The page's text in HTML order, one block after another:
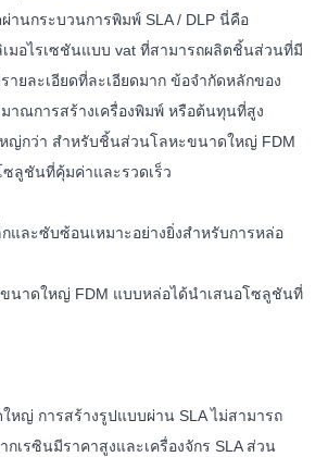
านกระบวนการพิมพ์ SLA / DLP นี่คือ
มอไรเซชันแบบ vat ที่สามารถผลิตชิ้นส่วนที่มี
ายละเอียดที่ละเอียดมาก ข้อจำกัดหลักของ
าณการสร้างเครื่องพิมพ์ หรือต้นทุนที่สูง
ญ่กว่า สำหรับชิ้นส่วนโลหะขนาดใหญ่ FDM
ลูชันที่คุ้มค่าและรวดเร็ว
และซับซ้อนเหมาะอย่างยิ่งสำหรับการหล่อ
นาดใหญ่ FDM แบบหล่อได้นำเสนอโซลูชันที่
ญ่ การสร้างรูปแบบผ่าน SLA ไม่สามารถ
กเรซินมีราคาสูงและเครื่องจักร SLA ส่วน